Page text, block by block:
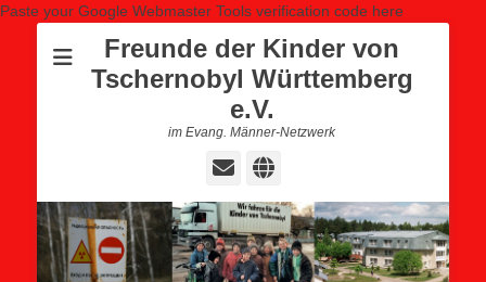
Paste your Google Webmaster Tools verification code here
Freunde der Kinder von
Tschernobyl Württemberg
e.V.
im Evang. Männer-Netzwerk
E-
Website